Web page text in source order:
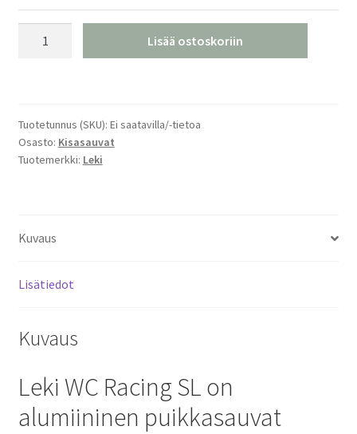
Puikkasauvat
määrä
Lisää ostoskoriin
Tuotetunnus (SKU): Ei saatavilla/-tietoa
Osasto: Kisasauvat
Tuotemerkki: Leki
Kuvaus
Lisätiedot
Kuvaus
Leki WC Racing SL on
alumiininen puikkasauvat